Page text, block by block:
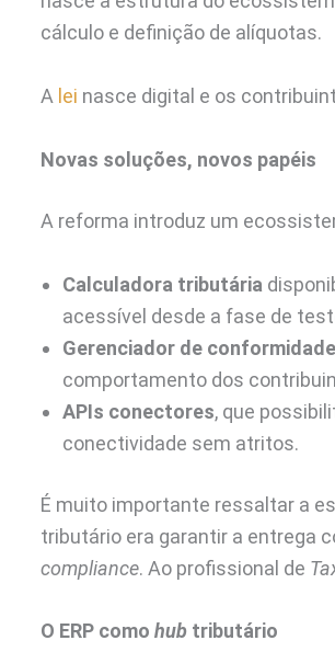
cálculo e definição de alíquotas.
A lei nasce digital e os
Novas soluções, novos papéis
A reforma introduz um
Calculadora tributária
acessível desde a fase de
Gerenciador de conformidade
comportamento dos
APIs conectores, que
conectividade sem atritos.
É muito importante ressaltar a
tributário era garantir a entrega
compliance. Ao profissional de
O ERP como hub tributário